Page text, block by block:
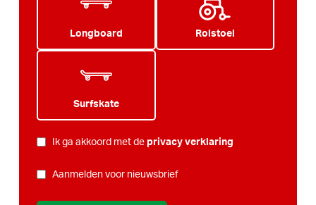
Longboard Rolstoel
Surfskate
PRIVACYIk ga akkoord met de privacy verklaring
NIEUWSBRIEF
Aanmelden voor nieuwsbrief